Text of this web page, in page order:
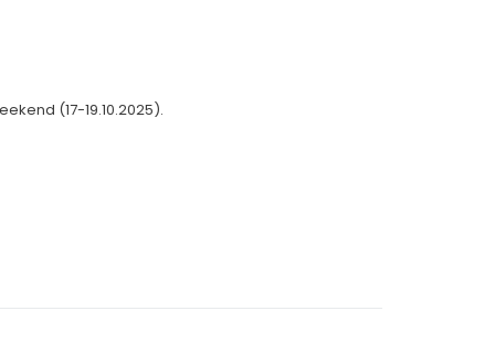
(17-19.10.2025).